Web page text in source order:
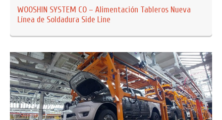
WOOSHIN SYSTEM CO – Alimentación Tableros Nueva
Línea de Soldadura Side Line